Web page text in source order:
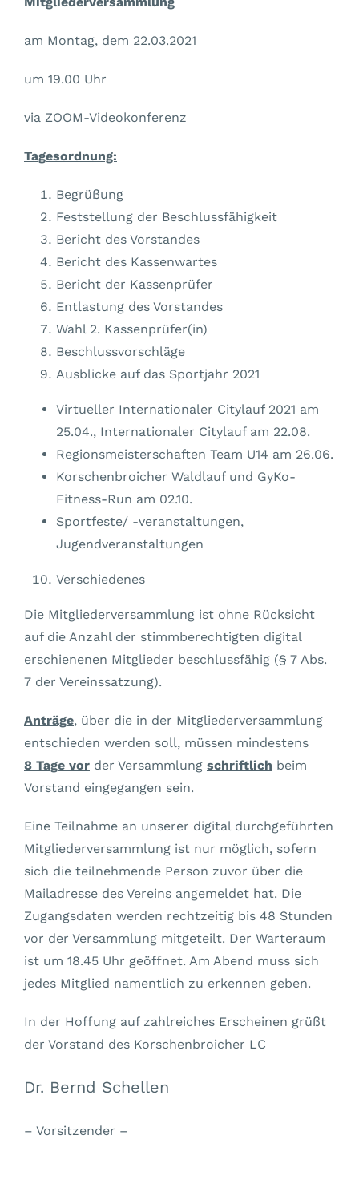
am Montag, dem 22.03.2021
um 19.00 Uhr
via ZOOM-Videokonferenz
Tagesordnung:
Begrüßung
Feststellung der Beschlussfähigkeit
Bericht des Vorstandes
Bericht des Kassenwartes
Bericht der Kassenprüfer
Entlastung des Vorstandes
Wahl 2. Kassenprüfer(in)
Beschlussvorschläge
Ausblicke auf das Sportjahr 2021
Virtueller Internationaler Citylauf 2021 am
25.04., Internationaler Citylauf am 22.08.
Regionsmeisterschaften Team U14 am 26.06.
Korschenbroicher Waldlauf und GyKo-
Fitness-Run am 02.10.
Sportfeste/ -veranstaltungen,
Jugendveranstaltungen
Verschiedenes
Die Mitgliederversammlung ist ohne Rücksicht
auf die Anzahl der stimmberechtigten digital
erschienenen Mitglieder beschlussfähig (§ 7 Abs.
7 der Vereinssatzung).
Anträge, über die in der Mitgliederversammlung
entschieden werden soll, müssen mindestens
8 Tage vorder Versammlung schriftlich beim
Vorstand eingegangen sein.
Eine Teilnahme an unserer digital durchgeführten
Mitgliederversammlung ist nur möglich, sofern
sich die teilnehmende Person zuvor über die
Mailadresse des Vereins angemeldet hat. Die
Zugangsdaten werden rechtzeitig bis 48 Stunden
vor der Versammlung mitgeteilt. Der Warteraum
ist um 18.45 Uhr geöffnet. Am Abend muss sich
jedes Mitglied namentlich zu erkennen geben.
In der Hoffung auf zahlreiches Erscheinen grüßt
der Vorstand des Korschenbroicher LC
Dr. Bernd Schellen
– Vorsitzender –